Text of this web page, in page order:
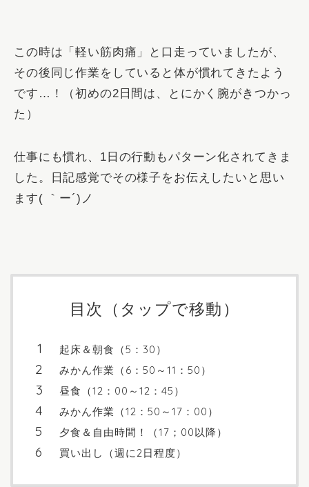
この時は「軽い筋肉痛」と口走っていましたが、
その後同じ作業をしていると体が慣れてきたよう
です…！（初めの2日間は、とにかく腕がきつかっ
た）
仕事にも慣れ、1日の行動もパターン化されてきま
した。
日記感覚でその様子をお伝えしたいと思い
ます( ｀ー´)ノ
目次（タップで移動）
起床＆朝食（5：30）
みかん作業（6：50～11：50）
昼食（12：00～12：45）
みかん作業（12：50～17：00）
夕食＆自由時間！（17；00以降）
買い出し（週に2日程度）